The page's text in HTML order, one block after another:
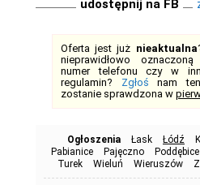
udostępnij na FB
Oferta jest już nieaktualna
nieprawidłowo
numer telefonu czy w
regulamin? Zgłoś nam
zostanie sprawdzona w
Ogłoszenia Łask Łódź
Pabianice
Pajęczno Poddębice
Turek
Wieluń Wieruszów